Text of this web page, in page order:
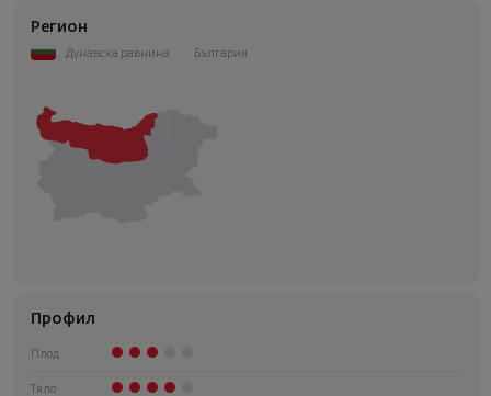
Регион
Дунавска равнина България
Профил
Плод
Тяло